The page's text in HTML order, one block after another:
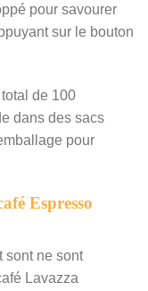
pour savourer
sur le bouton
de 100
dans des sacs
pour
Espresso
sont ne sont
Lavazza